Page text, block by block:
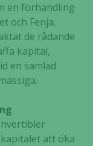
en förhandling
och Fenja.
de rådande
kapital,
en samlad
att öka